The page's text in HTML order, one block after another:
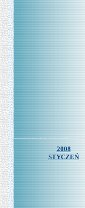
2008
STYCZEŃ